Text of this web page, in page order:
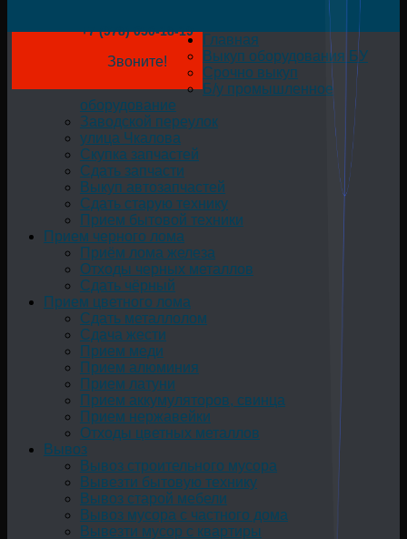
+7 (978) 050-18-19
Звоните!
Главная
Выкуп оборудования БУ
Срочно выкуп
Б/у промышленное
оборудование
Заводской переулок
улица Чкалова
Скупка запчастей
Сдать запчасти
Выкуп автозапчастей
Сдать старую технику
Прием бытовой техники
Прием черного лома
Приём лома железа
Отходы черных металлов
Сдать чёрный
Прием цветного лома
Сдать металлолом
Сдача жести
Прием меди
Прием алюминия
Прием латуни
Прием аккумуляторов, свинца
Прием нержавейки
Отходы цветных металлов
Вывоз
Вывоз строительного мусора
Вывезти бытовую технику
Вывоз старой мебели
Вывоз мусора с частного дома
Вывезти мусор с квартиры